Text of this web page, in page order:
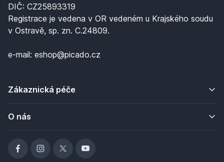
DIČ: CZ25893319
Registrace je vedena v OR vedeném u Krajského soudu
v Ostravě, sp. zn. C.24809.
e-mail: eshop@picado.cz
Zákaznická péče
O nás